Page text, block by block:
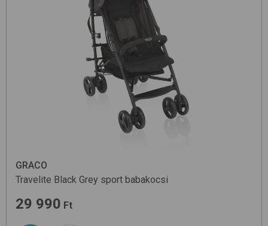
GRACO
Travelite Black Grey sport babakocsi
29 990 Ft